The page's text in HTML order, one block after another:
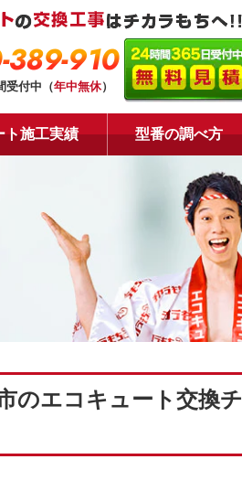
389-910
受付中（年中無休）
ト施工実績 型番の調べ方
のエコキュート交換チ